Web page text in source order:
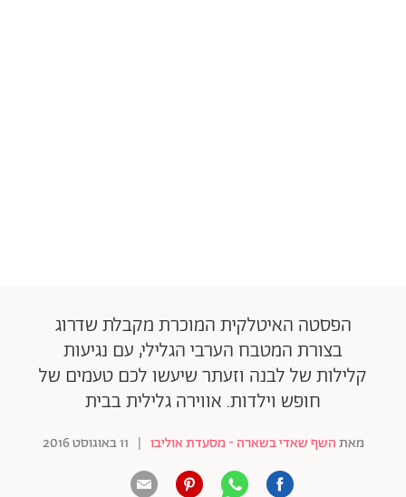
הפסטה האיטלקית המוכרת מקבלת שדרוג
בצורת המטבח הערבי הגלילי, עם נגיעות
קלילות של לבנה וזעתר שיעשו לכם טעמים של
חופש וילדות. אווירה גלילית בבית
מאתהשף שאדי בשארה - מסעדת אוליבו | 11 באוגוסט 2016